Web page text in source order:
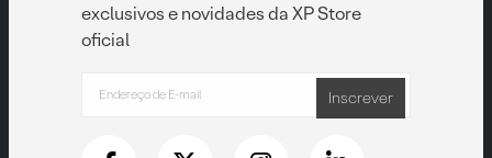
exclusivos e novidades da XP Store
oficial
Inscrever